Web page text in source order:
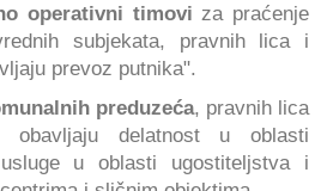
operativni timоvi za praćenje
subjekata, pravnih lica i
prevoz putnika".
preduzeća, pravnih lica
obavljaju delatnost u oblasti
u oblasti ugostiteljstva i